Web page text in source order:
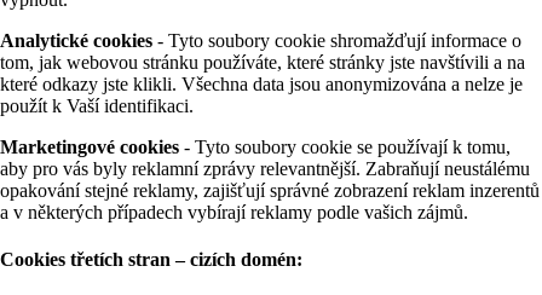
Analytické cookies - Tyto soubory cookie shromažďují informace o
tom, jak webovou stránku používáte, které stránky jste navštívili a na
které odkazy jste klikli. Všechna data jsou anonymizována a nelze je
použít k Vaší identifikaci.
Marketingové cookies - Tyto soubory cookie se používají k tomu,
aby pro vás byly reklamní zprávy relevantnější. Zabraňují neustálému
opakování stejné reklamy, zajišťují správné zobrazení reklam inzerentů
a v některých případech vybírají reklamy podle vašich zájmů.
Cookies třetích stran – cizích domén: